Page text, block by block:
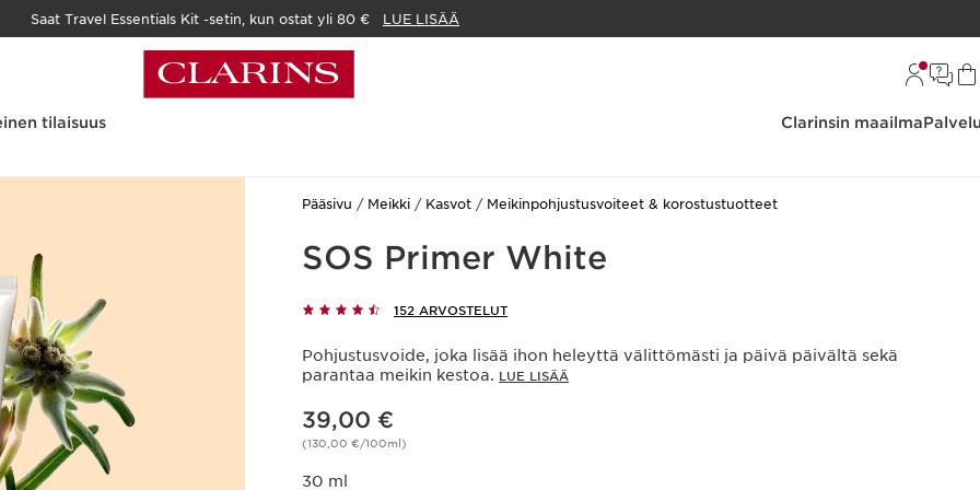
Saat Travel Essentials Kit -setin, kun ostat yli 80 € LUE LISÄÄ
tilaisuus Clarinsin maailma
Pääsivu Meikki Kasvot Meikinpohjustusvoiteet & korostustuotteet
SOS Primer White
152 ARVOSTELUT
Pohjustusvoide, joka lisää ihon heleyttä välittömästi ja päivä päivältä sekä
parantaa meikin kestoa. LUE LISÄÄ
Nykyinen hinta 39,00 €
39,00 €
(130,00 €/100ml)
30 ml